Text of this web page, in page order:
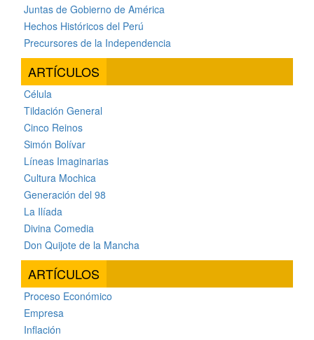
Juntas de Gobierno de América
Hechos Históricos del Perú
Precursores de la Independencia
ARTÍCULOS
Célula
Tildación General
Cinco Reinos
Simón Bolívar
Líneas Imaginarias
Cultura Mochica
Generación del 98
La Ilíada
Divina Comedia
Don Quijote de la Mancha
ARTÍCULOS
Proceso Económico
Empresa
Inflación